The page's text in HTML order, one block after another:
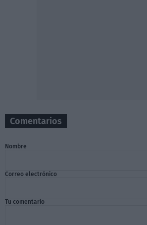
Comentarios
Nombre
Correo electrónico
Tu comentario